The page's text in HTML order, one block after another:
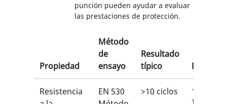
punción pueden ayudar a evaluar
las prestaciones de protección.
Propiedad
Método
de
ensayo
Resultado
típico
EN
Resistencia
EN 530
>10 ciclos 1/6
1